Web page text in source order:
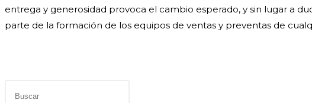
entrega y generosidad provoca el cambio esperado, y sin lugar a
parte de la formación de los equipos de ventas y preventas de